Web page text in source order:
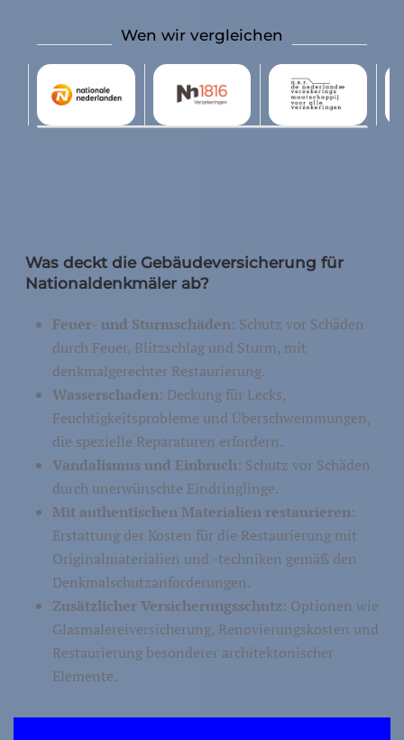
Wen wir vergleichen
Was deckt die Gebäudeversicherung für
Nationaldenkmäler ab?
Feuer- und Sturmschäden: Schutz vor Schäden
durch Feuer, Blitzschlag und Sturm, mit
denkmalgerechter Restaurierung.
Wasserschaden: Deckung für Lecks,
Feuchtigkeitsprobleme und Überschwemmungen,
die spezielle Reparaturen erfordern.
Vandalismus und Einbruch: Schutz vor Schäden
durch unerwünschte Eindringlinge.
Mit authentischen Materialien restaurieren:
Erstattung der Kosten für die Restaurierung mit
Originalmaterialien und -techniken gemäß den
Denkmalschutzanforderungen.
Zusätzlicher Versicherungsschutz: Optionen wie
Glasmalereiversicherung, Renovierungskosten und
Restaurierung besonderer architektonischer
Elemente.